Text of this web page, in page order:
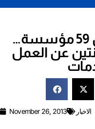
بعد زيارة تفتيشية ل 59 مؤسسة…
عن العمل
November 26, 2013 الاخبار